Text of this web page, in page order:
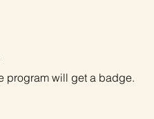
program will get a badge.